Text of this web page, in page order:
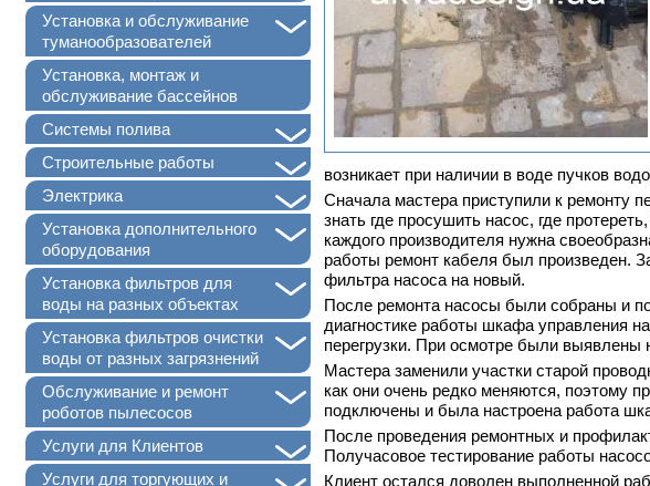
+
Установка и обслуживание
туманообразователей
Установка, монтаж и
обслуживание бассейнов
Системы полива
Строительные работы
Электрика
+
Установка дополнительного
оборудования
+
Установка фильтров для
воды на разных объектах
+
Установка фильтров очистки
воды от разных загрязнений
+
Обслуживание и ремонт
роботов пылесосов
Услуги для Клиентов
Услуги для торгующих и
возникает при наличии в воде пучков
Сначала мастера приступили к ремонту
знать где просушить насос, где
каждого производителя нужна
работы ремонт кабеля был произведен.
фильтра насоса на новый.
После ремонта насосы были собраны и
диагностике работы шкафа управления
перегрузки. При осмотре были выявлены
Мастера заменили участки старой
как они очень редко меняются, поэтому
подключены и была настроена работа
После проведения ремонтных и
Получасовое тестирование работы
Клиент остался доволен выполненной